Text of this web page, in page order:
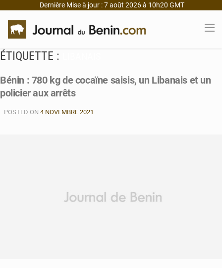
Dernière Mise à jour : 7 août 2026 à 10h20 GMT
ÉTIQUETTE :
Bénin : 780 kg de cocaïne saisis, un Libanais et un
policier aux arrêts
POSTED ON 4 NOVEMBRE 2021